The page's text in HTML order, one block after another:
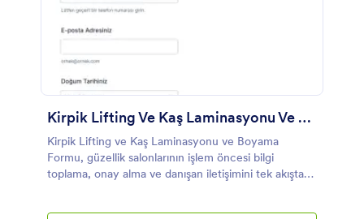
Kirpik Lifting Ve Kaş Laminasyonu Ve Boyama Formu
Kirpik Lifting ve Kaş Laminasyonu ve Boyama
Formu, güzellik salonlarının işlem öncesi bilgi
toplama, onay alma ve danışan iletişimini tek akışta